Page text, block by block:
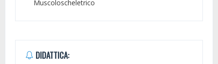
Muscoloscheletrico
DIDATTICA: